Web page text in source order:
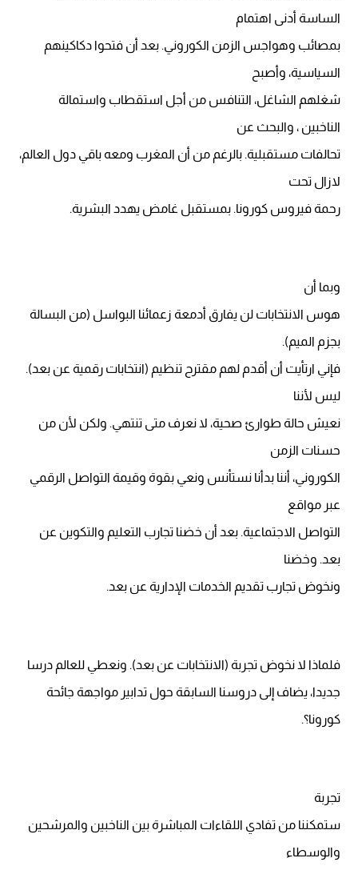
الساسة أدنى اهتمام
بمصائب وهواجس الزمن الكوروني. بعد أن فتحوا دكاكينهم
السياسية، وأصبح
شغلهم الشاغل، التنافس من أجل استقطاب واستمالة
الناخبين ، والبحث عن
تحالفات مستقبلية. بالرغم من أن المغرب ومعه باقي دول العالم،
لازال تحت
رحمة فيروس كورونا. بمستقبل غامض يهدد البشرية.
وبما أن
هوس الانتخابات لن يفارق أدمعة زعمائنا البواسل (من البسالة
بجزم الميم).
فإني ارتأيت أن أقدم لهم مقترح تنظيم (انتخابات رقمية عن بعد).
ليس لأننا
نعيش حالة طوارئ صحية، لا نعرف متى تنتهي. ولكن لأن من
حسنات الزمن
الكوروني، أننا بدأنا نستأنس ونعي بقوة وقيمة التواصل الرقمي
عبر مواقع
التواصل الاجتماعية. بعد أن خضنا تجارب التعليم والتكوين عن
بعد. وخضنا
ونخوض تجارب تقديم الخدمات الإدارية عن بعد.
فلماذا لا نخوض تجربة (الانتخابات عن بعد). ونعطي للعالم درسا
جديدا، يضاف إلى دروسنا السابقة حول تدابير مواجهة جائحة
كورونا؟.
تجربة
ستمكننا من تفادي اللقاءات المباشرة بين الناخبين والمرشحين
والوسطاء